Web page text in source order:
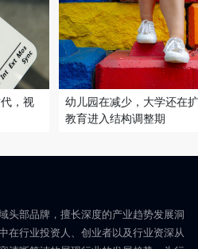
，视
幼儿园在减少，大学还在
教育进入结构调整期
头部品牌，擅长深度的产业趋势发展洞
在行业投资人、创业者以及行业资深从